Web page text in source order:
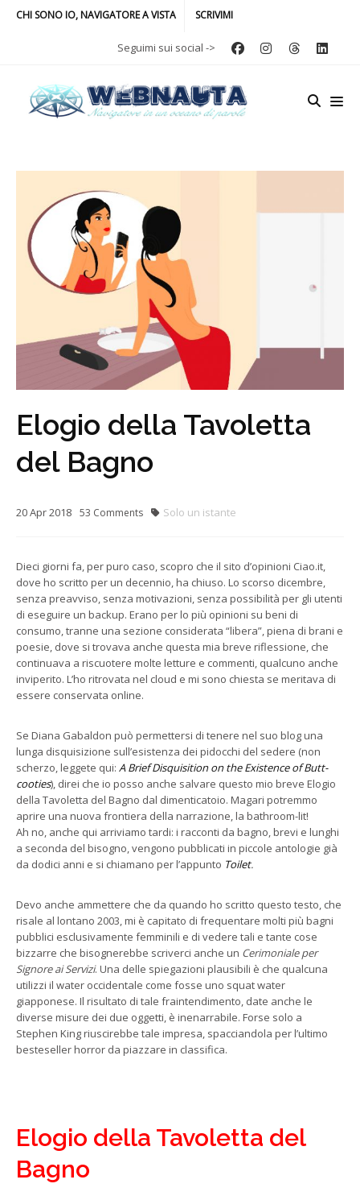
CHI SONO IO, NAVIGATORE A VISTA SCRIVIMI
Seguimi sui social ->
Elogio della Tavoletta
del Bagno
20Apr2018 53 Comments Solo un istante
Dieci giorni fa, per puro caso, scopro che il sito d’opinioni Ciao.it,
dove ho scritto per un decennio, ha chiuso. Lo scorso dicembre,
senza preavviso, senza motivazioni, senza possibilità per gli utenti
di eseguire un backup. Erano per lo più opinioni su beni di
consumo, tranne una sezione considerata “libera”, piena di brani e
poesie, dove si trovava anche questa mia breve riflessione, che
continuava a riscuotere molte letture e commenti, qualcuno anche
inviperito. L’ho ritrovata nel cloud e mi sono chiesta se meritava di
essere conservata online.
Se Diana Gabaldon può permettersi di tenere nel suo blog una
lunga disquisizione sull’esistenza dei pidocchi del sedere (non
scherzo, leggete qui: A Brief Disquisition on the Existence of Butt-
cooties), direi che io posso anche salvare questo mio breve Elogio
della Tavoletta del Bagno dal dimenticatoio. Magari potremmo
aprire una nuova frontiera della narrazione, la bathroom-lit!
Ah no, anche qui arriviamo tardi: i racconti da bagno, brevi e lunghi
a seconda del bisogno, vengono pubblicati in piccole antologie già
da dodici anni e si chiamano per l’appunto Toilet.
Devo anche ammettere che da quando ho scritto questo testo, che
risale al lontano 2003, mi è capitato di frequentare molti più bagni
pubblici esclusivamente femminili e di vedere tali e tante cose
bizzarre che bisognerebbe scriverci anche un Cerimoniale per
Signore ai Servizi. Una delle spiegazioni plausibili è che qualcuna
utilizzi il water occidentale come fosse uno squat water
giapponese. Il risultato di tale fraintendimento, date anche le
diverse misure dei due oggetti, è inenarrabile. Forse solo a
Stephen King riuscirebbe tale impresa, spacciandola per l’ultimo
besteseller horror da piazzare in classifica.
Elogio della Tavoletta del
Bagno